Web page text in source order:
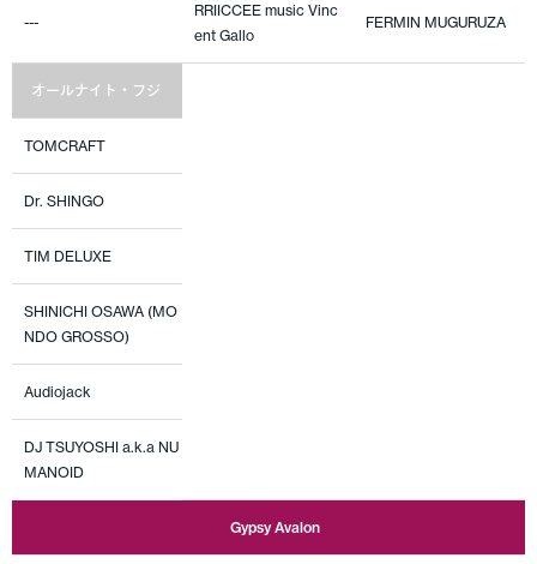
---
RRIICCEE music Vinc
ent Gallo
FERMIN MUGURUZA
オールナイト・フジ
TOMCRAFT
Dr. SHINGO
TIM DELUXE
SHINICHI OSAWA (MO
NDO GROSSO)
Audiojack
DJ TSUYOSHI a.k.a NU
MANOID
Gypsy Avalon